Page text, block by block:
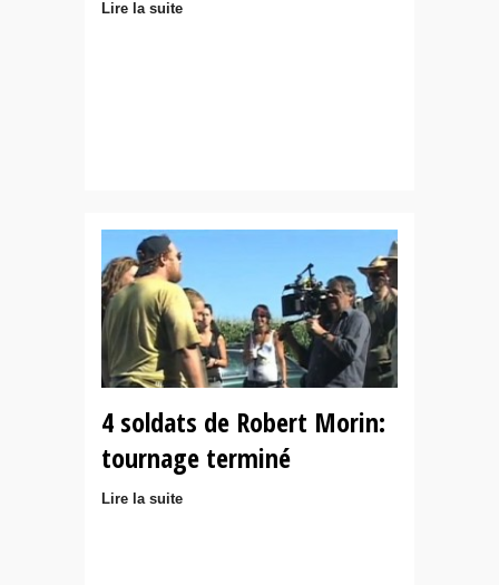
Lire la suite
4 soldats de Robert Morin:
tournage terminé
Lire la suite